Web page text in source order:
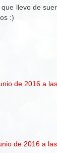
llevo de
:)
de 2016 a
de 2016 a